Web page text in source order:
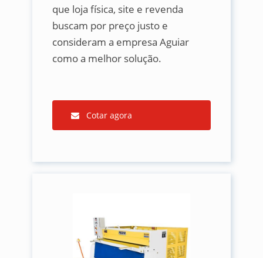
que loja física, site e revenda
buscam por preço justo e
consideram a empresa Aguiar
como a melhor solução.
Cotar agora